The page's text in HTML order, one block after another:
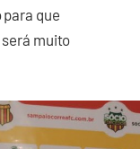
que
muito